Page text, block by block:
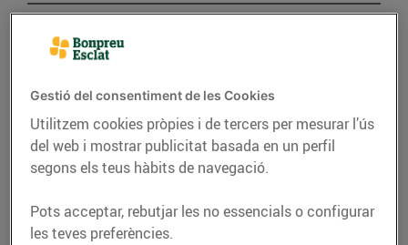
Gestió del consentiment de les Cookies
Utilitzem cookies pròpies i de tercers per mesurar l’ús
del web i mostrar publicitat basada en un perfil
segons els teus hàbits de navegació.
Pots acceptar, rebutjar les no essencials o configurar
les teves preferències.